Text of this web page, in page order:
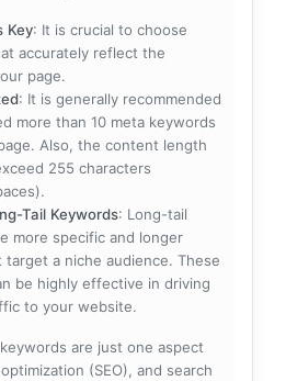
Key: It is crucial to choose
accurately reflect the
page.
: It is generally recommended
more than 10 meta keywords
Also, the content length
255 characters
Tail Keywords: Long-tail
more specific and longer
target a niche audience. These
be highly effective in driving
to your website.
are just one aspect
(SEO), and search